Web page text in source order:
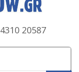
20587